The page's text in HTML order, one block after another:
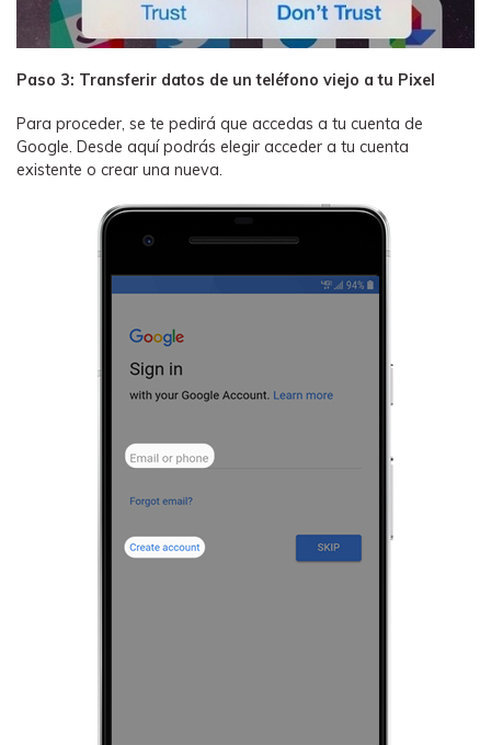
Paso 3: Transferir datos de un teléfono viejo a tu Pixel
Para proceder, se te pedirá que accedas a tu cuenta de
Google. Desde aquí podrás elegir acceder a tu cuenta
existente o crear una nueva.